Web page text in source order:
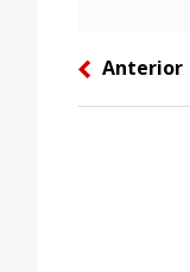
left Anterior